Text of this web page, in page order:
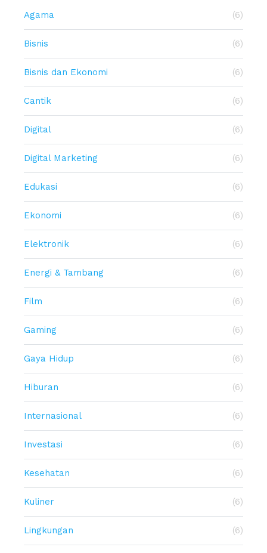
Agama (6)
Bisnis (6)
Bisnis dan Ekonomi (6)
Cantik (6)
Digital (6)
Digital Marketing (6)
Edukasi (6)
Ekonomi (6)
Elektronik (6)
Energi & Tambang (6)
Film (6)
Gaming (6)
Gaya Hidup (6)
Hiburan (6)
Internasional (6)
Investasi (6)
Kesehatan (6)
Kuliner (6)
Lingkungan (6)